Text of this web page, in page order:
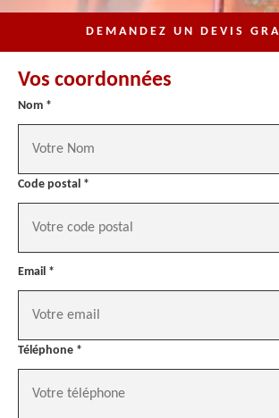
DEMANDEZ UN DEVIS
Vos coordonnées
Nom *
Code postal *
Email *
Téléphone *